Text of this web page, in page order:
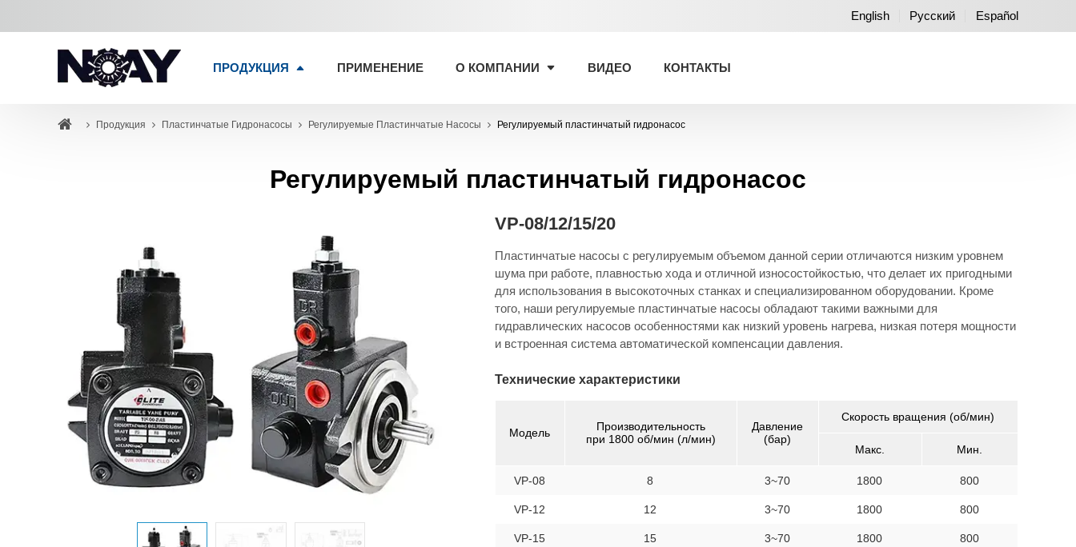
English Русский Español
ПРОДУКЦИЯ ПРИМЕНЕНИЕ О КОМПАНИИ ВИДЕО КОНТАКТЫ
Продукция Пластинчатые Гидронасосы Регулируемые Пластинчатые Насосы Регулируемый пластинчатый гидронасос
Регулируемый пластинчатый гидронасос
VP-08/12/15/20
Пластинчатые насосы с регулируемым объемом данной серии отличаются низким уровнем
шума при работе, плавностью хода и отличной износостойкостью, что делает их пригодными
для использования в высокоточных станках и специализированном оборудовании. Кроме
того, наши регулируемые пластинчатые насосы обладают такими важными для
гидравлических насосов особенностями как низкий уровень нагрева, низкая потеря мощности
и встроенная система автоматической компенсации давления.
Технические характеристики
Модель
Производительность
при 1800 об/мин (л/мин)
Давление
(бар)
Скорость вращения (об/мин)
Макс. Мин.
VP-08 8 3~70 1800 800
VP-12 12 3~70 1800 800
VP-15 15 3~70 1800 800